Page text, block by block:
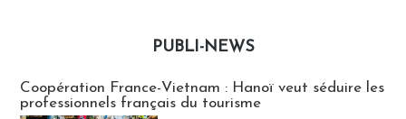
PUBLI-NEWS
Coopération France-Vietnam : Hanoï veut séduire les
professionnels français du tourisme